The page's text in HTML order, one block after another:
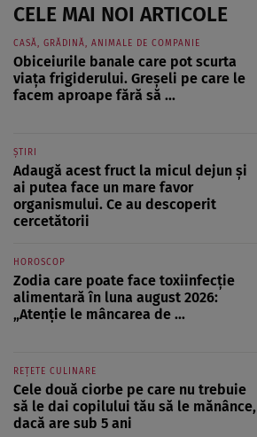
CELE MAI NOI ARTICOLE
CASĂ, GRĂDINĂ, ANIMALE DE COMPANIE
Obiceiurile banale care pot scurta
viața frigiderului. Greșeli pe care le
facem aproape fără să ...
ȘTIRI
Adaugă acest fruct la micul dejun și
ai putea face un mare favor
organismului. Ce au descoperit
cercetătorii
HOROSCOP
Zodia care poate face toxiinfecție
alimentară în luna august 2026:
„Atenție le mâncarea de ...
REȚETE CULINARE
Cele două ciorbe pe care nu trebuie
să le dai copilului tău să le mănânce,
dacă are sub 5 ani